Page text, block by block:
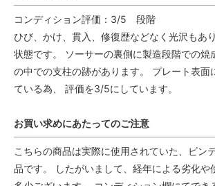
コンディション評価：3/5 段階
ひび、かけ、貫入、修復歴などなく光沢もあ
状態です。 ソーサーの裏側に製造段階での焼
の中での支柱の跡があります。 プレート表面
ている為、 評価を3/5にしています。
お買い求めにあたってのご注意
こちらの商品は実際に使用されていた、ビン
品です。 したがいまして、経年による劣化や